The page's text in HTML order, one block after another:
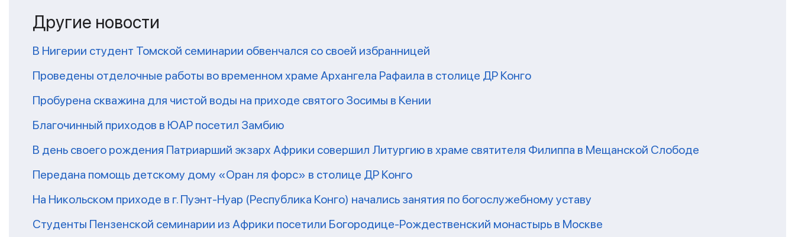
Другие новости
В Нигерии студент Томской семинарии обвенчался со своей избранницей
Проведены отделочные работы во временном храме Архангела Рафаила в столице ДР Конго
Пробурена скважина для чистой воды на приходе святого Зосимы в Кении
Благочинный приходов в ЮАР посетил Замбию
В день своего рождения Патриарший экзарх Африки совершил Литургию в храме святителя Филиппа в Мещанской Слободе
Передана помощь детскому дому «Оран ля форс» в столице ДР Конго
На Никольском приходе в г. Пуэнт-Нуар (Республика Конго) начались занятия по богослужебному уставу
Студенты Пензенской семинарии из Африки посетили Богородице-Рождественский монастырь в Москве